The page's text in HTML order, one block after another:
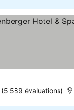
(5 589 évaluations)